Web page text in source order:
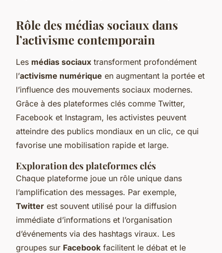
Rôle des médias sociaux dans
l’activisme contemporain
Les médias sociaux transforment profondément
l’activisme numérique en augmentant la portée et
l’influence des mouvements sociaux modernes.
Grâce à des plateformes clés comme Twitter,
Facebook et Instagram, les activistes peuvent
atteindre des publics mondiaux en un clic, ce qui
favorise une mobilisation rapide et large.
Exploration des plateformes clés
Chaque plateforme joue un rôle unique dans
l’amplification des messages. Par exemple,
Twitter est souvent utilisé pour la diffusion
immédiate d’informations et l’organisation
d’événements via des hashtags viraux. Les
groupes sur Facebook facilitent le débat et le